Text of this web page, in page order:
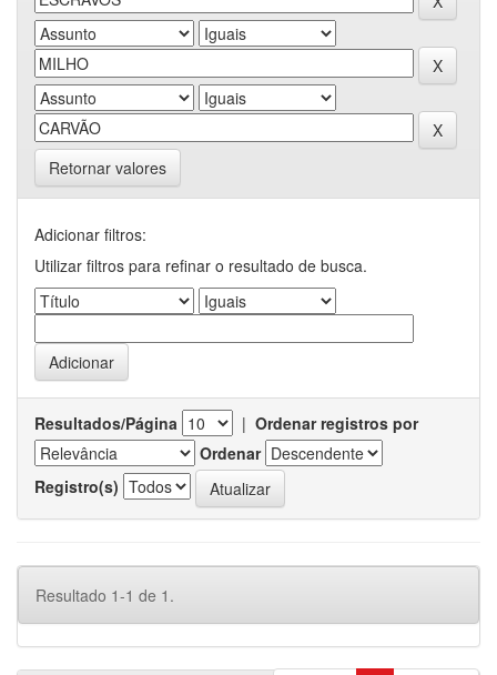
Retornar valores
Adicionar filtros:
Utilizar filtros para refinar o resultado de busca.
Resultados/Página | Ordenar registros por
Ordenar
Registro(s)
Resultado 1-1 de 1.